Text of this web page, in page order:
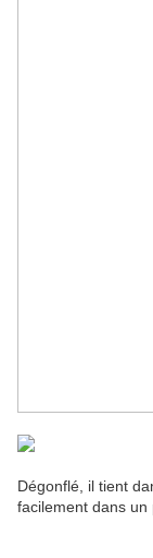
Dégonflé, il tient
facilement dans un